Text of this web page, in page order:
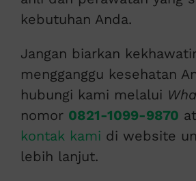
kebutuhan Anda.
Jangan biarkan
mengganggu kesehatan
hubungi kami melalui
nomor 0821-1099-9870
kontak kami di website
lebih lanjut.